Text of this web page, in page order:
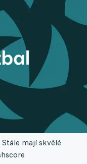
mají skvělé